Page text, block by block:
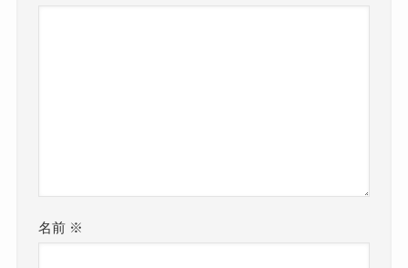
名前 ※